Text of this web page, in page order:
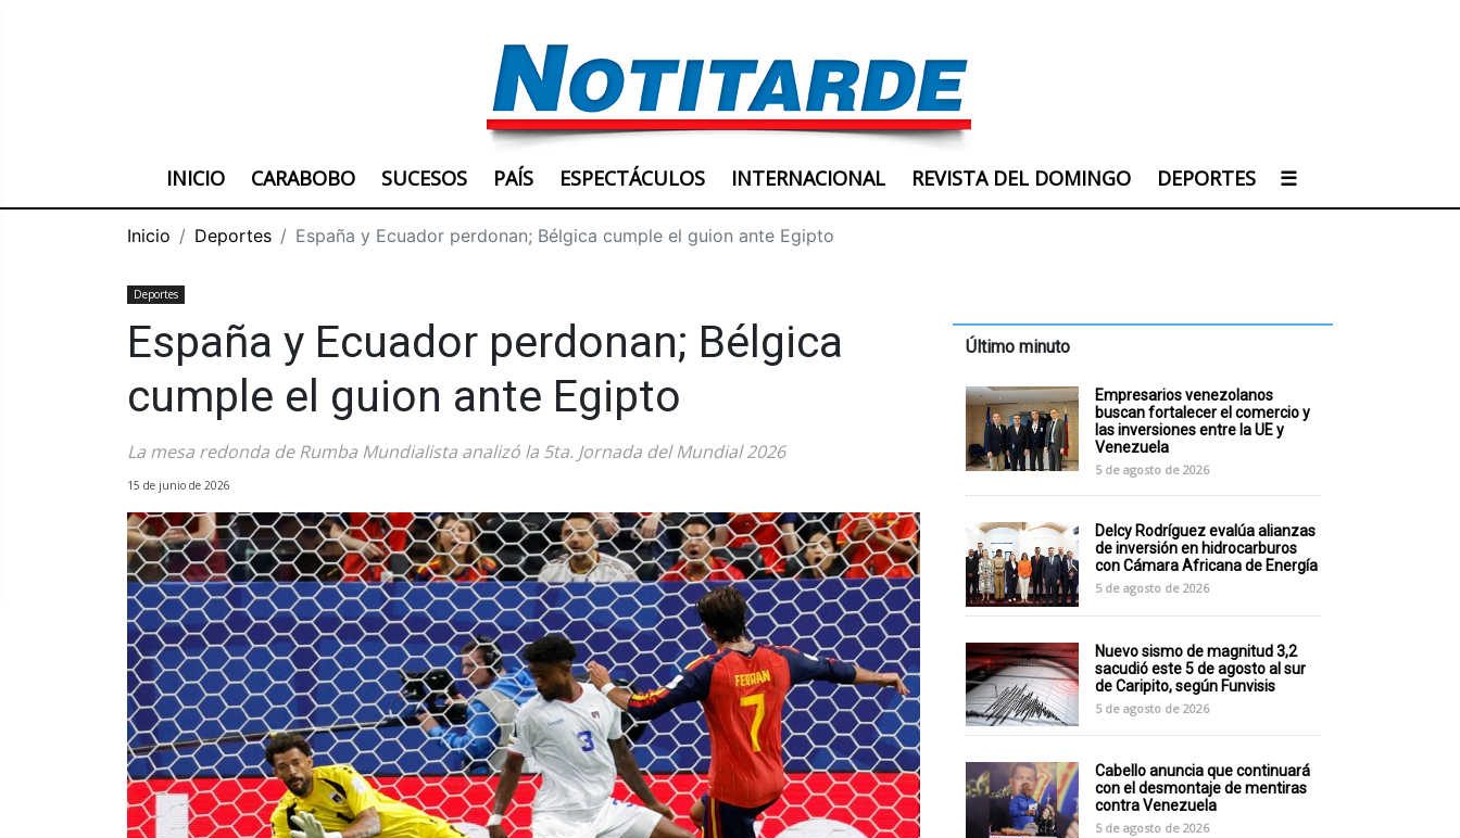
INICIO CARABOBO SUCESOS PAÍS ESPECTÁCULOS INTERNACIONAL REVISTA DEL DOMINGO DEPORTES ☰
Inicio Deportes España y Ecuador perdonan; Bélgica cumple el guion ante Egipto
Deportes
España y Ecuador perdonan; Bélgica
cumple el guion ante Egipto
La mesa redonda de Rumba Mundialista analizó la 5ta. Jornada del Mundial 2026
15 de junio de 2026
Último minuto
Empresarios venezolanos
buscan fortalecer el comercio y
las inversiones entre la UE y
Venezuela
5 de agosto de 2026
Delcy Rodríguez evalúa alianzas
de inversión en hidrocarburos
con Cámara Africana de Energía
5 de agosto de 2026
Nuevo sismo de magnitud 3,2
sacudió este 5 de agosto al sur
de Caripito, según Funvisis
5 de agosto de 2026
Cabello anuncia que continuará
con el desmontaje de mentiras
contra Venezuela
5 de agosto de 2026